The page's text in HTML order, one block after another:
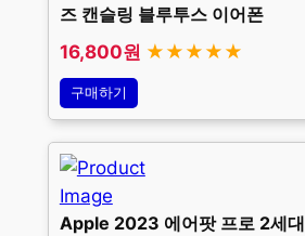
즈 캔슬링 블루투스 이어폰
16,800원 ★★★★★
구매하기
Apple 2023 에어팟 프로 2세대